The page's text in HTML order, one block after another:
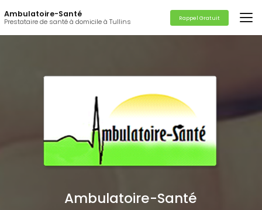
au
contenu
principal
Ambulatoire-Santé
Prestataire de santé à domicile à Tullins Rappel Gratuit
Ambulatoire-Santé